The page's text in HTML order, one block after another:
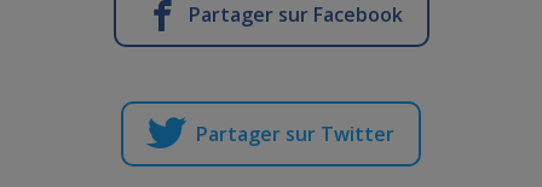
Partager sur Facebook
Partager sur Twitter